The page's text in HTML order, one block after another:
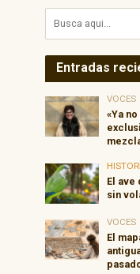
Entradas
VOCES
«Ya
El ave
sin
VOCES
El